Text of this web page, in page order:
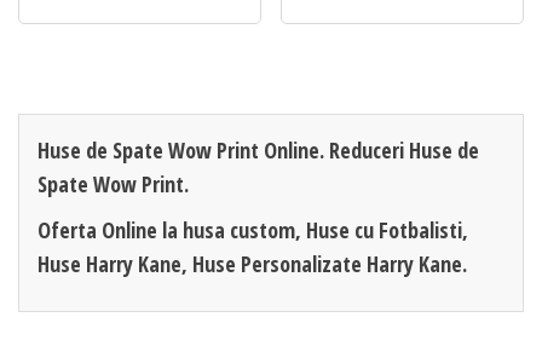
Huse de Spate Wow Print Online. Reduceri Huse de
Spate Wow Print.
Oferta Online la husa custom, Huse cu Fotbalisti,
Huse Harry Kane, Huse Personalizate Harry Kane.